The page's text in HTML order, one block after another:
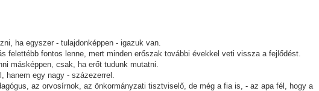
ha egyszer - tulajdonképpen - igazuk van.
felettébb fontos lenne, mert minden erőszak további évekkel veti vissza a fejlődést.
másképpen, csak, ha erőt tudunk mutatni.
egy nagy - százezerrel.
az orvosírnok, az önkormányzati tisztviselő, de még a fia is, - az apa fél, hogy a